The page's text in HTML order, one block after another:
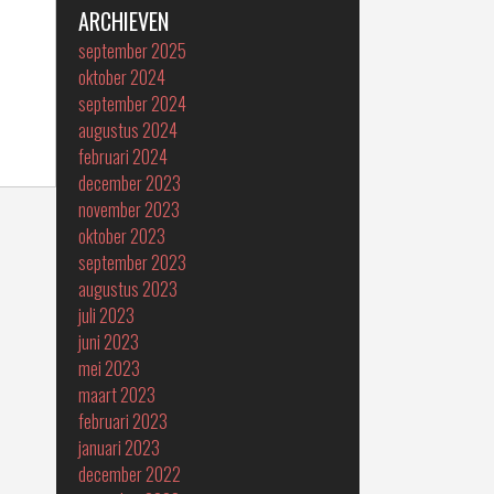
ARCHIEVEN
september 2025
oktober 2024
september 2024
augustus 2024
februari 2024
december 2023
november 2023
oktober 2023
september 2023
augustus 2023
juli 2023
juni 2023
mei 2023
maart 2023
februari 2023
januari 2023
december 2022